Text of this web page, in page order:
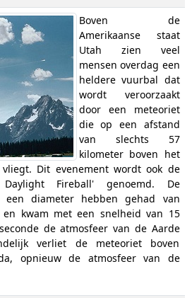
Boven de
Amerikaanse staat
Utah zien veel
mensen overdag een
heldere vuurbal dat
wordt veroorzaakt
door een meteoriet
die op een afstand
van slechts 57
kilometer boven het
vliegt. Dit evenement wordt ook de
Fireball' genoemd. De
een diameter hebben gehad van
en kwam met een snelheid van 15
de atmosfeer van de Aarde
verliet de meteoriet boven
opnieuw de atmosfeer van de